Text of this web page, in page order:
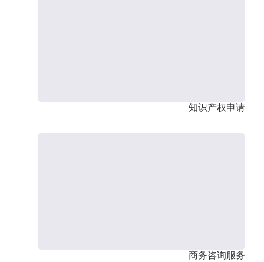
知识产权申请
商务咨询服务